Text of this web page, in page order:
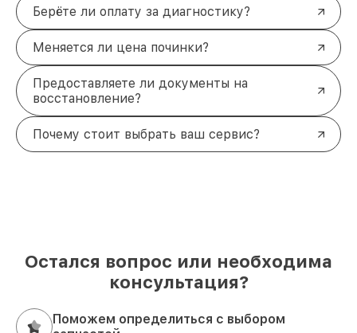
Берёте ли оплату за диагностику?
Меняется ли цена починки?
Предоставляете ли документы на
восстановление?
Почему стоит выбрать ваш сервис?
Остался вопрос или необходима
консультация?
Поможем определиться с выбором